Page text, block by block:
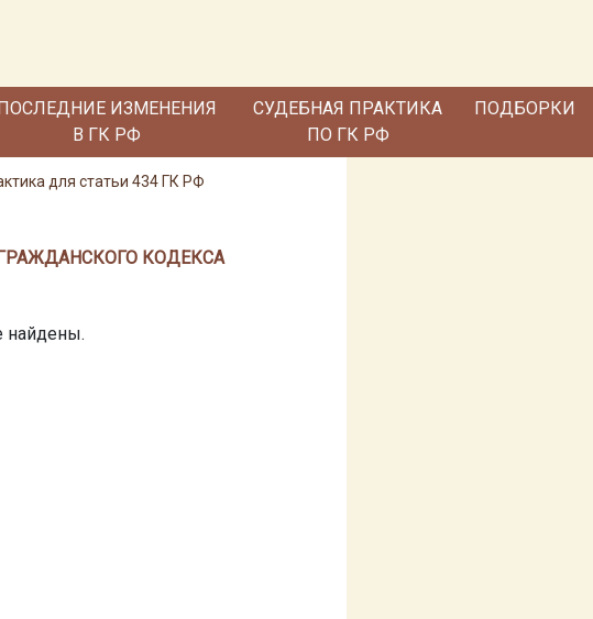
ИЗМЕНЕНИЯ
В ГК РФ
СУДЕБНАЯ ПРАКТИКА
ПО ГК РФ
ПОДБОРКИ
для статьи 434 ГК РФ
КОДЕКСА
найдены.